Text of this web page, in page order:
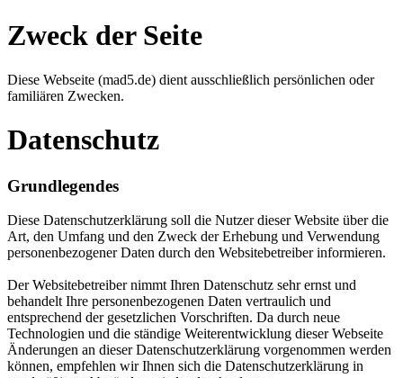
Zweck der Seite
Diese Webseite (mad5.de) dient ausschließlich persönlichen oder
familiären Zwecken.
Datenschutz
Grundlegendes
Diese Datenschutzerklärung soll die Nutzer dieser Website über die
Art, den Umfang und den Zweck der Erhebung und Verwendung
personenbezogener Daten durch den Websitebetreiber informieren.
Der Websitebetreiber nimmt Ihren Datenschutz sehr ernst und
behandelt Ihre personenbezogenen Daten vertraulich und
entsprechend der gesetzlichen Vorschriften. Da durch neue
Technologien und die ständige Weiterentwicklung dieser Webseite
Änderungen an dieser Datenschutzerklärung vorgenommen werden
können, empfehlen wir Ihnen sich die Datenschutzerklärung in